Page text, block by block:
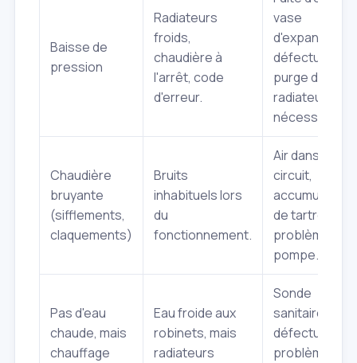
Baisse de
pression
Radiateurs
froids,
chaudière à
l'arrêt, code
d'erreur.
vase
d'expansion
défectueux,
purge des
radiateurs
nécessaire.
Chaudière
bruyante
(sifflements,
claquements)
Bruits
inhabituels lors
du
fonctionnement.
Air dans le
circuit,
accumulation
de tartre,
problème de
pompe.
Pas d'eau
chaude, mais
chauffage
Eau froide aux
robinets, mais
radiateurs
Sonde
sanitaire
défectueuse,
problème